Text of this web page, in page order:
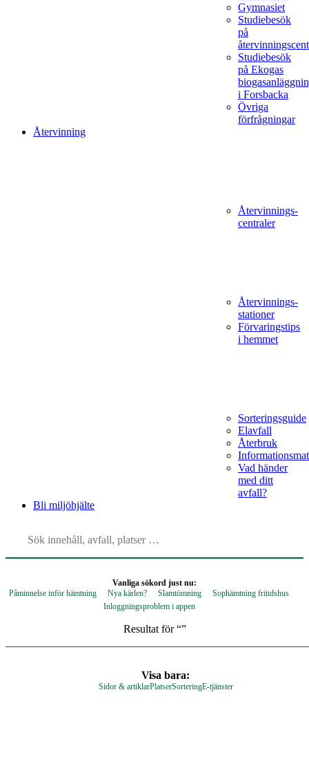
Gymnasiet
Studiebesök
på
Studiebesök
på Ekogas
i Forsbacka
Övriga
förfrågningar
Återvinning
Återvinnings­
centraler
Återvinnings­
stationer
Förvaringstips
i hemmet
Sorteringsguide
Elavfall
Återbruk
Vad händer
med ditt
avfall?
Bli miljöhjälte
Vanliga sökord just nu:
Påminnelse inför hämtning
Nya kärlen? Slamtömning
Sophämtning fritidshus
Inloggningsproblem i appen
Resultat för “”
Visa bara:
Sidor & artiklarPlatserSorteringE-tjänster